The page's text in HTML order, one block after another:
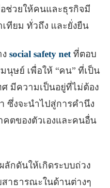
ช่วยให้คนและธุรกิจมี
เทียม ทั่วถึง และยั่งยืน
social safety netที่ตอบ
นุษย์ เพื่อให้ “คน” ที่เป็น
มีความเป็นอยู่ที่ไม่ต้อง
ซึ่งจะนำไปสู่การคำนึง
ตของตัวเองและคนอื่น
ลักดันให้เกิดระบบถ่วง
าธารณะในด้านต่างๆ